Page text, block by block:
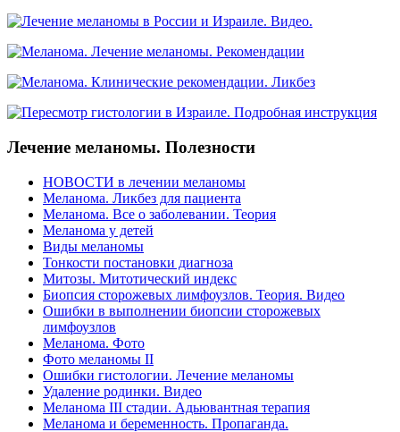
Лечение меланомы. Полезности
НОВОСТИ в лечении меланомы
Меланома. Ликбез для пациента
Меланома. Все о заболевании. Теория
Меланома у детей
Виды меланомы
Тонкости постановки диагноза
Митозы. Митотический индекс
Биопсия сторожевых лимфоузлов. Теория. Видео
Ошибки в выполнении биопсии сторожевых
лимфоузлов
Меланома. Фото
Фото меланомы II
Ошибки гистологии. Лечение меланомы
Удаление родинки. Видео
Меланома III стадии. Адьювантная терапия
Меланома и беременность. Пропаганда.